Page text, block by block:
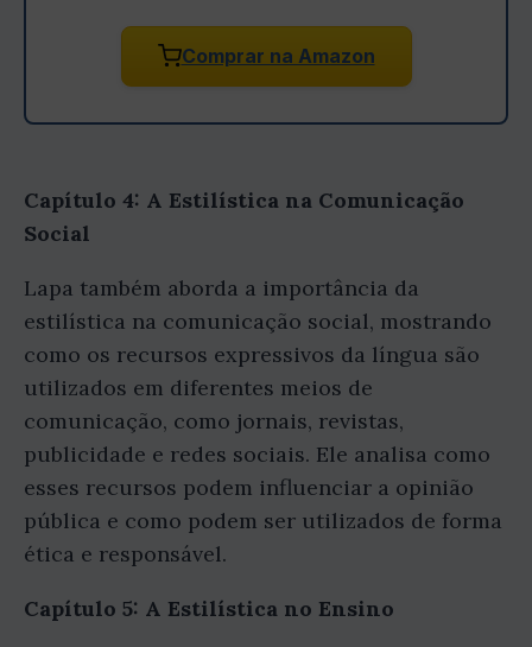
Comprar na Amazon
Capítulo 4: A Estilística na Comunicação
Social
Lapa também aborda a importância da
estilística na comunicação social, mostrando
como os recursos expressivos da língua são
utilizados em diferentes meios de
comunicação, como jornais, revistas,
publicidade e redes sociais. Ele analisa como
esses recursos podem influenciar a opinião
pública e como podem ser utilizados de forma
ética e responsável.
Capítulo 5: A Estilística no Ensino